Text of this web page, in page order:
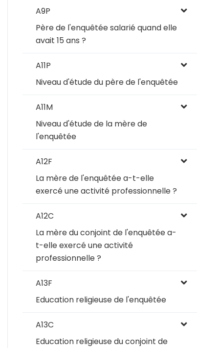
A9P
Père de l'enquêtée salarié quand elle
avait 15 ans ?
A11P
Niveau d'étude du père de l'enquêtée
A11M
Niveau d'étude de la mère de
l'enquêtée
A12F
La mère de l'enquêtée a-t-elle
exercé une activité professionnelle ?
A12C
La mère du conjoint de l'enquêtée a-
t-elle exercé une activité
professionnelle ?
A13F
Education religieuse de l'enquêtée
A13C
Education religieuse du conjoint de